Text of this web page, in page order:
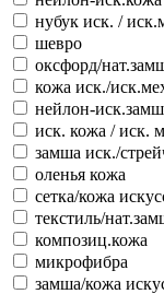
нубук иск. /
шевро
оксфорд/
кожа иск./
нейлон-
иск. кожа / иск.
замша иск./
оленья кожа
сетка/кожа
текстиль/
композиц.кожа
микрофибра
замша/кожа